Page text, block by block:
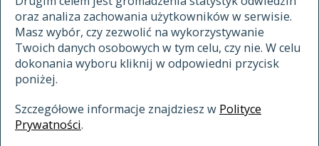
oraz analiza zachowania użytkowników w serwisie.
Masz wybór, czy zezwolić na wykorzystywanie
Twoich danych osobowych w tym celu, czy nie. W celu
dokonania wyboru kliknij w odpowiedni przycisk
poniżej.
Szczegółowe informacje znajdziesz w Polityce
Prywatności.
cytowanie
kontakt